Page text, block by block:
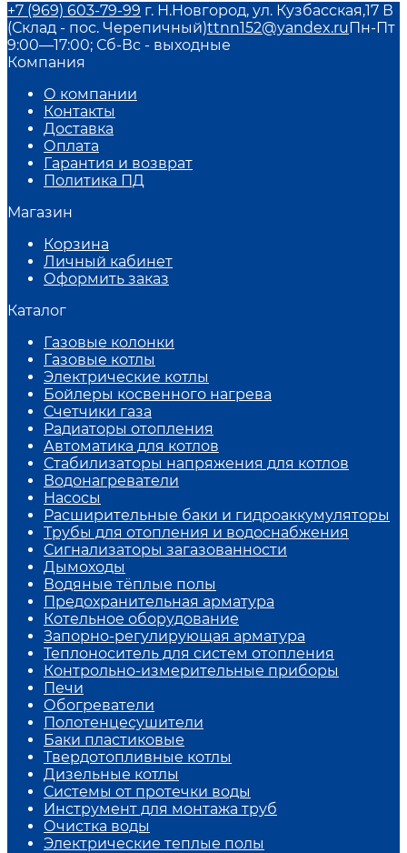
+7 (969) 603-79-99 г. Н.Новгород, ул. Кузбасская,17 В
(Склад - пос. Черепичный)ttnn152@yandex.ruПн-Пт
9:00—17:00; Сб-Вс - выходные
Компания
О компании
Контакты
Доставка
Оплата
Гарантия и возврат
Политика ПД
Магазин
Корзина
Личный кабинет
Оформить заказ
Каталог
Газовые колонки
Газовые котлы
Электрические котлы
Бойлеры косвенного нагрева
Счетчики газа
Радиаторы отопления
Автоматика для котлов
Стабилизаторы напряжения для котлов
Водонагреватели
Насосы
Расширительные баки и гидроаккумуляторы
Трубы для отопления и водоснабжения
Сигнализаторы загазованности
Дымоходы
Водяные тёплые полы
Предохранительная арматура
Котельное оборудование
Запорно-регулирующая арматура
Теплоноситель для систем отопления
Контрольно-измерительные приборы
Печи
Обогреватели
Полотенцесушители
Баки пластиковые
Твердотопливные котлы
Дизельные котлы
Системы от протечки воды
Инструмент для монтажа труб
Очистка воды
Электрические теплые полы